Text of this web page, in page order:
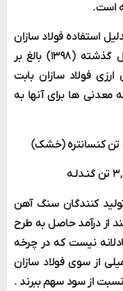
است.
استفاده فولاد سازان
از مواد اولیه داخلی هم گفت : در سال گذشته (۱۳۹۸) بالغ بر
جویی ارزی فولاد سازان بابت
معدنی ها برای آنها به
کنندگان سنگ آهن
از درآمد حاصل به طرح
نیست که در چرخه
از سوی فولاد سازان
نسبت از سود سهم ببرند .